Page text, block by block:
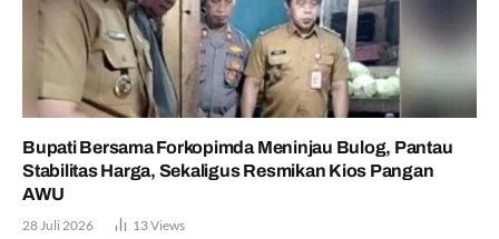
Bupati Bersama Forkopimda Meninjau Bulog, Pantau
Stabilitas Harga, Sekaligus Resmikan Kios Pangan
AWU
28 Juli 2026 13Views